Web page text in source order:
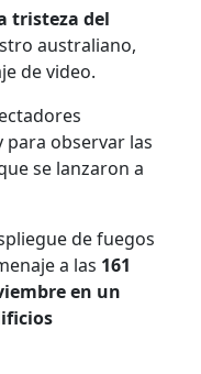
tristeza del
australiano,
de video.
observar las
se lanzaron a
de fuegos
a las 161
en un